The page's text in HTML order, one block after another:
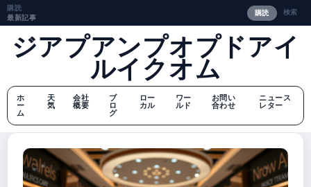
購読
最新記事
購読 検索
ジアプアンプオプドアイ
ルイクオム
ホ
ー
ム
天
気
会社
概要
ブ
ロ
グ
ロー
カル
ワー
ルド
お問い
合わせ
ニュース
レター